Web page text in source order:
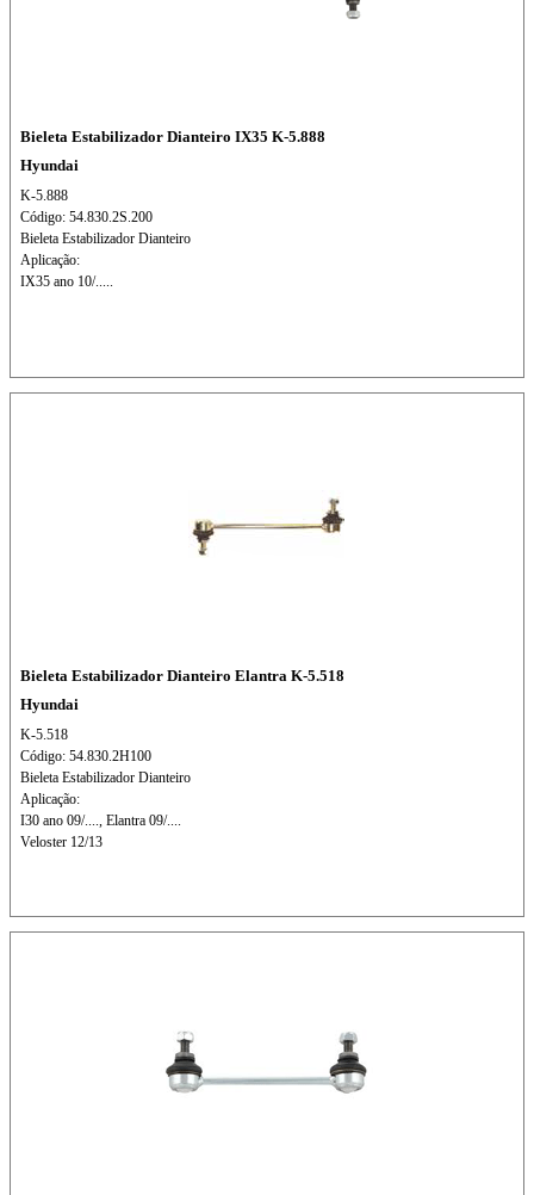
Bieleta Estabilizador Dianteiro IX35 K-5.888
Hyundai
K-5.888
Código: 54.830.2S.200
Bieleta Estabilizador Dianteiro
Aplicação:
IX35 ano 10/.....
Bieleta Estabilizador Dianteiro Elantra K-5.518
Hyundai
K-5.518
Código: 54.830.2H100
Bieleta Estabilizador Dianteiro
Aplicação:
I30 ano 09/...., Elantra 09/....
Veloster 12/13